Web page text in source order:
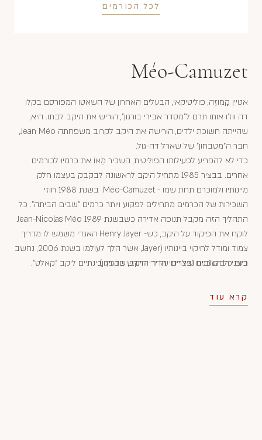
לכל הכורמים
Méo-Camuzet
אטיין קָמוּזֶה, פוליטיקאי, הבעלים האחרון של השאטו המפורסם בקלו
דה ווז'ו אותו תרם ל"מסדר אבירי בורגון", הוריש את היקב לבתו. היא,
שהייתה חשוכת ילדים, הורישה את היקב לקרוב משפחתה Jean Méo,
חבר ה"מטבחון" של שארל דה-גול.
כדי לא להפריע לפעילותו הפוליטית, השכיר מֶאוֹ את כרמיו לכורמים
אחרים. בבציר 1985 מתחיל היקב לראשונה לבקבק בעצמו חלק
מיינותיו ולמוכרם תחת שמו - Méo-Camuzet. בשנת 1988 חוזי
השכירות של הכרמים מתחילים לפקוע ויותר כרמים "שבים הביתה". כל
התהליך הזה מקבל תנופה אדירה כשבשנת 1989 Jean-Nicolas Méo
לוקח את הפיקוד על היקב, כש- Henry Jayer האגדי משמש לו מדריך
צמוד ומודל לחיקוי ביינותיו (Jayer, אשר הלך לעולמו בשנת 2006, נחשב
בעיני רבים כגורו של יינני הדור החדש בבורגון).
כיום כל הענבים נבצרים על ידי היקב, שהפך בינתיים ליקב "קאלט".
קרא עוד